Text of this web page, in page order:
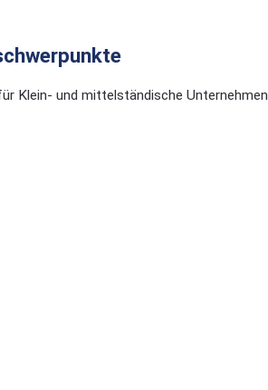
Klein- und mittelständische Unternehmen